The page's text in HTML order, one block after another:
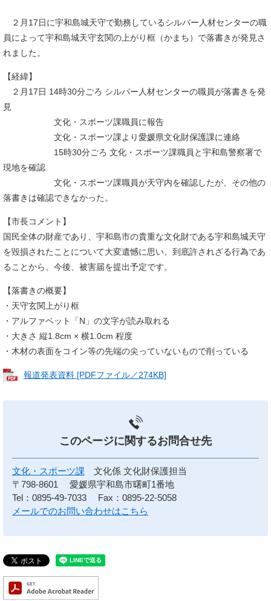
​２月17日に宇和島城天守で勤務しているシルバー人材センターの職
員によって宇和島城天守玄関の上がり框（かまち）で落書きが発見さ
れました。
【経緯】
２月17日 14時30分ごろ シルバー人材センターの職員が落書きを発
見
文化・スポーツ課職員に報告
文化・スポーツ課より愛媛県文化財保護課に連絡
15時30分ごろ 文化・スポーツ課職員と宇和島警察署で
現地を確認
文化・スポーツ課職員が天守内を確認したが、その他の
落書きは確認できなかった。
【市長コメント】
国民全体の財産であり、宇和島市の貴重な文化財である宇和島城天守
を毀損されたことについて大変遺憾に思い、到底許されざる行為であ
ることから、今後、被害届を提出予定です。
【落書きの概要】
・天守玄関上がり框
・アルファベット「N」の文字が読み取れる
・大きさ 縦1.8cm × 横1.0cm 程度
・木材の表面をコイン等の先端の尖っていないもので削っている
報道発表資料 [PDFファイル／274KB]
このページに関するお問合せ先
文化・スポーツ課
文化係 文化財保護担当
〒798-8601
愛媛県宇和島市曙町1番地
Tel：0895-49-7033
Fax：0895-22-5058
メールでのお問い合わせはこちら